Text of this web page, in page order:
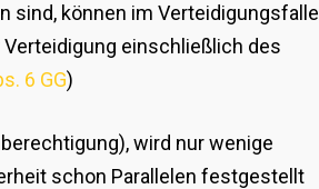
sind, können im Verteidigungsfalle
einschließlich des
6 GG)
wird nur wenige
schon Parallelen festgestellt